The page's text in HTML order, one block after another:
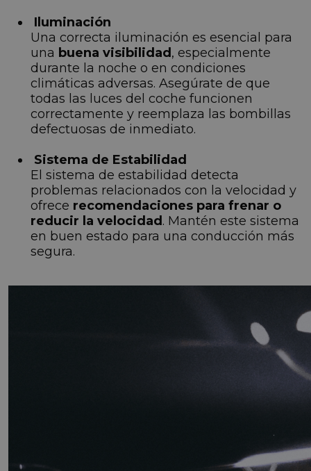
Iluminación
Una correcta iluminación es esencial para
una buena visibilidad, especialmente
durante la noche o en condiciones
climáticas adversas. Asegúrate de que
todas las luces del coche funcionen
correctamente y reemplaza las bombillas
defectuosas de inmediato.
Sistema de Estabilidad
El sistema de estabilidad detecta
problemas relacionados con la velocidad y
ofrece recomendaciones para frenar o
reducir la velocidad. Mantén este sistema
en buen estado para una conducción más
segura.